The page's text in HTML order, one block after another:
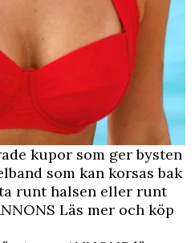
kupor som ger bysten
som kan korsas bak
runt halsen eller runt
Läs mer och köp